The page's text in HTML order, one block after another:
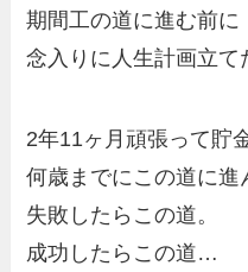
期間工の道に進む前に
念入りに人生計画立て
2年11ヶ月頑張って貯
何歳までにこの道に進
失敗したらこの道。
成功したらこの道…